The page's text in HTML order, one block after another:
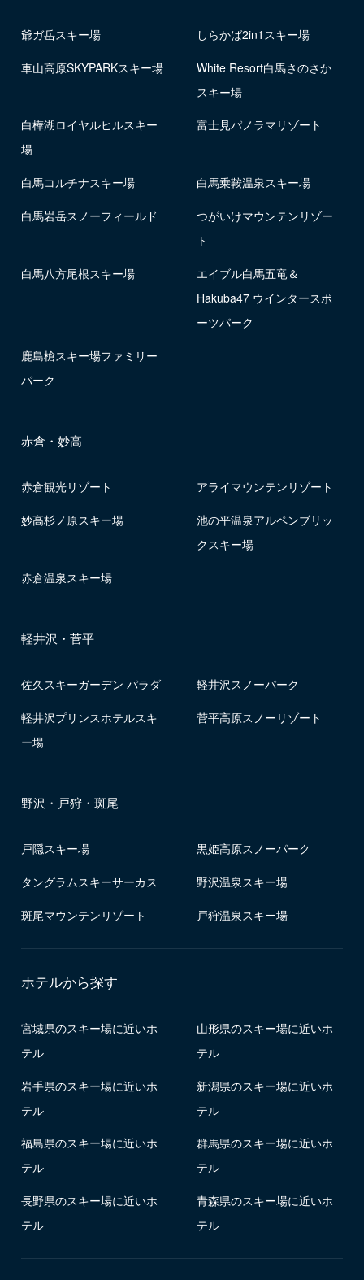
爺ガ岳スキー場 しらかば2in1スキー場
車山高原SKYPARKスキー場
White Resort白馬さのさか
スキー場
白樺湖ロイヤルヒルスキー
場
富士見パノラマリゾート
白馬コルチナスキー場 白馬乗鞍温泉スキー場
白馬岩岳スノーフィールド
つがいけマウンテンリゾー
ト
白馬八方尾根スキー場
エイブル白馬五竜＆
Hakuba47 ウインタースポ
ーツパーク
鹿島槍スキー場ファミリー
パーク
赤倉・妙高
赤倉観光リゾート アライマウンテンリゾート
妙高杉ノ原スキー場
池の平温泉アルペンブリッ
クスキー場
赤倉温泉スキー場
軽井沢・菅平
佐久スキーガーデン パラダ 軽井沢スノーパーク
軽井沢プリンスホテルスキ
ー場
菅平高原スノーリゾート
野沢・戸狩・斑尾
戸隠スキー場 黒姫高原スノーパーク
タングラムスキーサーカス 野沢温泉スキー場
斑尾マウンテンリゾート 戸狩温泉スキー場
ホテルから探す
宮城県のスキー場に近いホ
テル
山形県のスキー場に近いホ
テル
岩手県のスキー場に近いホ
テル
新潟県のスキー場に近いホ
テル
福島県のスキー場に近いホ
テル
群馬県のスキー場に近いホ
テル
長野県のスキー場に近いホ
テル
青森県のスキー場に近いホ
テル